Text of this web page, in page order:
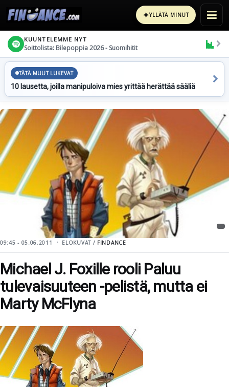
✦YLLÄTÄ MINUT
KUUNTELEMME NYT
Soittolista: Bilepoppia 2026 - Suomihitit
TÄTÄ MUUT LUKEVAT
10 lausetta, joilla manipuloiva mies yrittää herättää sääliä
09:45 - 05.06.2011 ELOKUVAT / FINDANCE
Michael J. Foxille rooli Paluu
tulevaisuuteen -pelistä, mutta ei
Marty McFlyna